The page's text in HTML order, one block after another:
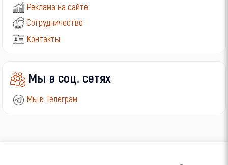
Реклама на сайте
Сотрудничество
Контакты
Мы в соц. сетях
Мы в Телеграм